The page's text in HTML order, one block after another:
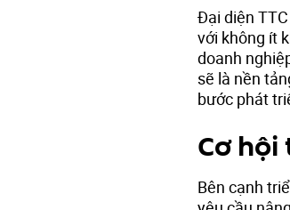
Đại diện
với không ít
doanh
sẽ là nền
bước phát
Cơ
Bên cạnh